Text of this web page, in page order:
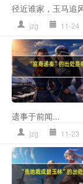
径近谁家，玉马追
jzg 11-24
遗事于前闻...
jzg 11-23